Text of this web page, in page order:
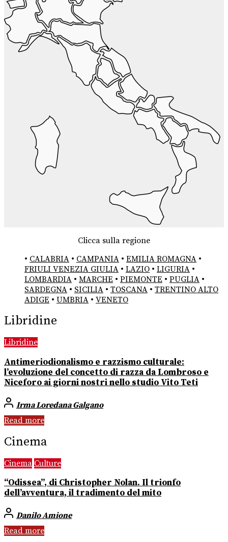
Clicca sulla regione
• CALABRIA • CAMPANIA • EMILIA ROMAGNA •
FRIULI VENEZIA GIULIA • LAZIO • LIGURIA •
LOMBARDIA • MARCHE • PIEMONTE • PUGLIA •
SARDEGNA • SICILIA • TOSCANA • TRENTINO ALTO
ADIGE • UMBRIA • VENETO
Libridine
Libridine
Antimeriodionalismo e razzismo culturale:
l’evoluzione del concetto di razza da Lombroso e
Niceforo ai giorni nostri nello studio Vito Teti
Irma Loredana Galgano
Read more
Cinema
Cinema Culture
“Odissea”, di Christopher Nolan. Il trionfo
dell’avventura, il tradimento del mito
Danilo Amione
Read more